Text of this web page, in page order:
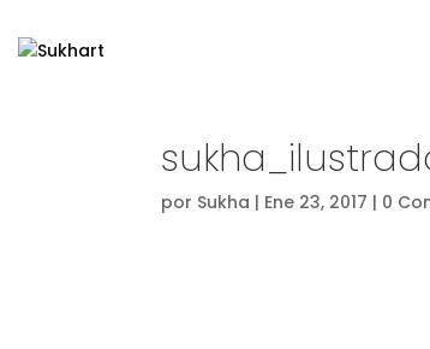
por Sukha | Ene 23, 2017 | 0